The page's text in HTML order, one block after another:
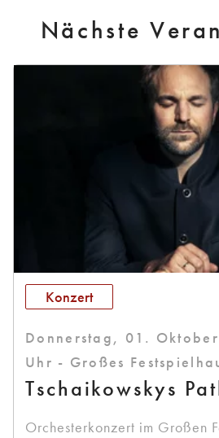
Nächste
Konzert
Donnerstag, 01.
Uhr - Großes
Tschaikowskys
Orchesterkonzert im Großen